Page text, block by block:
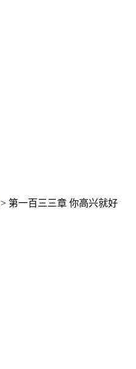
> 第一百三三章 你高兴就好